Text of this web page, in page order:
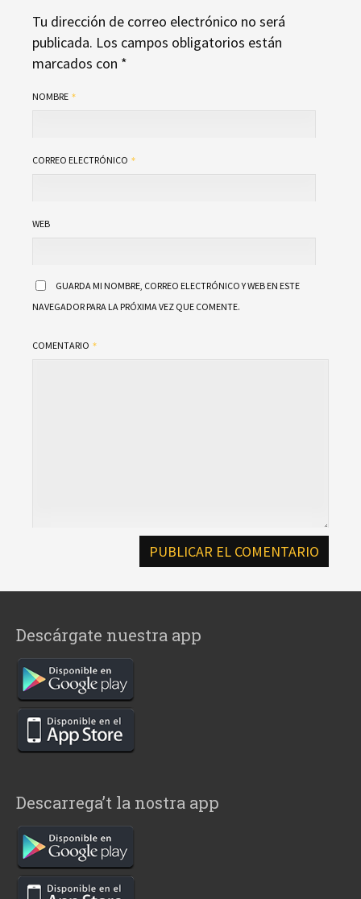
Tu dirección de correo electrónico no será
publicada. Los campos obligatorios están
marcados con *
NOMBRE
CORREO ELECTRÓNICO
WEB
GUARDA MI NOMBRE, CORREO ELECTRÓNICO Y WEB EN ESTE
NAVEGADOR PARA LA PRÓXIMA VEZ QUE COMENTE.
COMENTARIO
Descárgate nuestra app
Descarrega’t la nostra app